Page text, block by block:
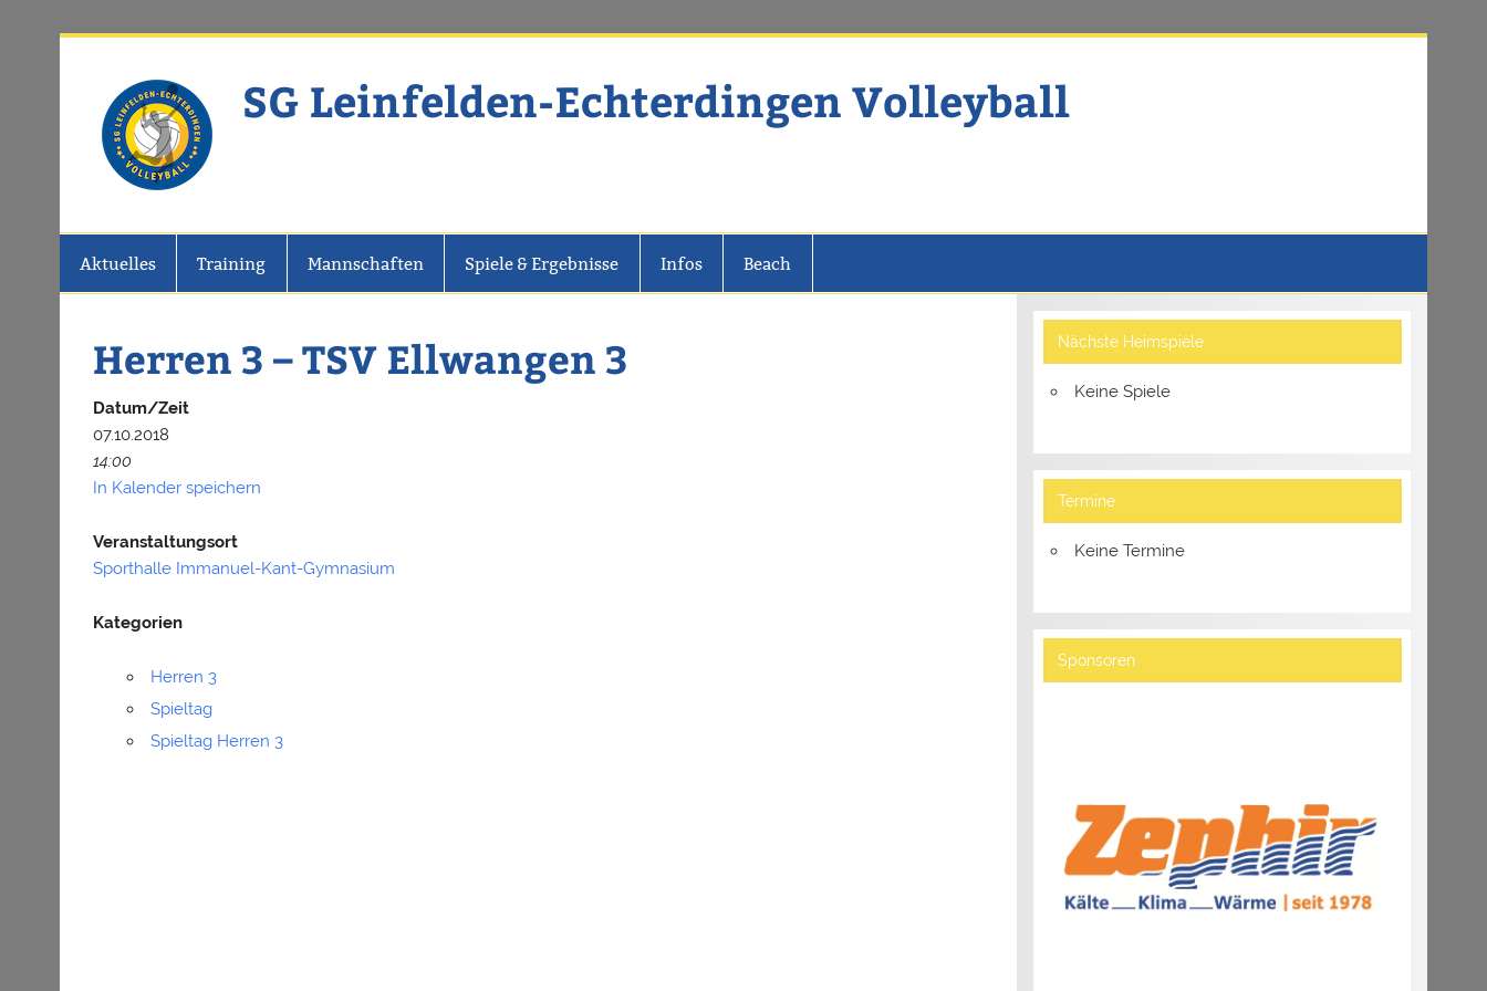
SG Leinfelden-Echterdingen Volleyball
Aktuelles Training Mannschaften Spiele & Ergebnisse Infos Beach
Herren 3 – TSV Ellwangen 3
Datum/Zeit
07.10.2018
14:00
In Kalender speichern
Veranstaltungsort
Sporthalle Immanuel-Kant-Gymnasium
Kategorien
Herren 3
Spieltag
Spieltag Herren 3
Nächste Heimspiele
Keine Spiele
Termine
Keine Termine
Sponsoren